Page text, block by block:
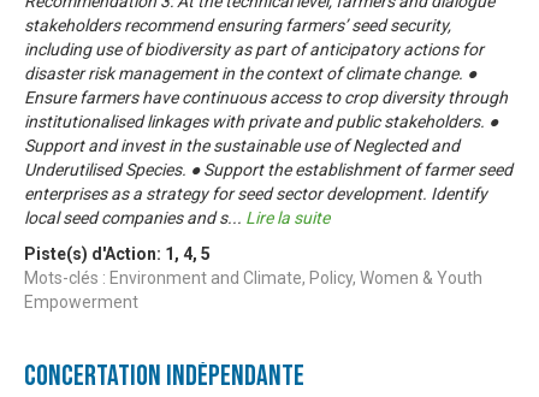
stakeholders recommend ensuring farmers’ seed security,
including use of biodiversity as part of anticipatory actions for
disaster risk management in the context of climate change. ●
Ensure farmers have continuous access to crop diversity through
institutionalised linkages with private and public stakeholders. ●
Support and invest in the sustainable use of Neglected and
Underutilised Species. ● Support the establishment of farmer seed
enterprises as a strategy for seed sector development. Identify
local seed companies and s... Lire la suite
Piste(s) d'Action: 1 , 4, 5
Mots-clés : Environment and Climate, Policy, Women & Youth
Empowerment
Concertation Indépendante